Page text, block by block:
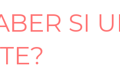
SI